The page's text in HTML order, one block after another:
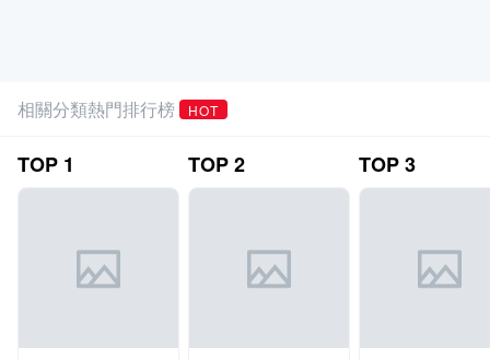
相關分類熱門排行榜 HOT
TOP 1 TOP2 TOP3